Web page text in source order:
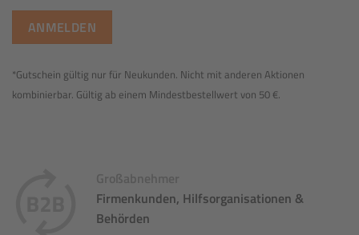
*Gutschein gültig nur für Neukunden. Nicht mit anderen Aktionen
kombinierbar. Gültig ab einem Mindestbestellwert von 50 €.
Großabnehmer
Firmenkunden, Hilfsorganisationen &
Behörden